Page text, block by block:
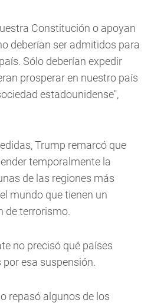
Constitución o apoyan
deberían ser admitidos para
Sólo deberían expedir
prosperar en nuestro país
estadounidense",
Trump remarcó que
temporalmente la
de las regiones más
mundo que tienen un
de terrorismo.
no precisó qué países
esa suspensión.
repasó algunos de los